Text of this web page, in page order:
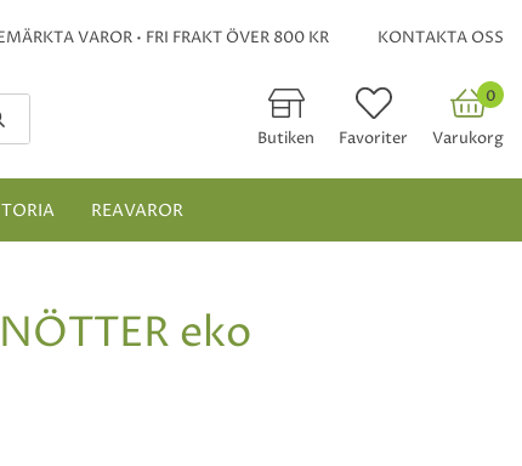
VAROR • FRI FRAKT ÖVER 800 KR KONTAKTA OSS
Butiken Favoriter
0
Varukorg
REAVAROR
eko